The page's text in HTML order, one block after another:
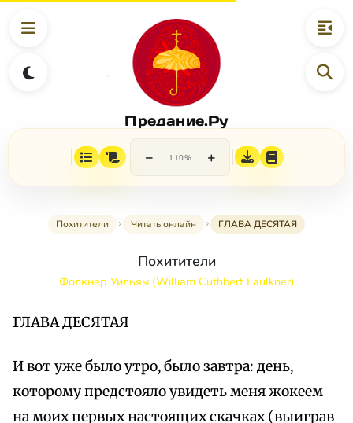
Предание.Ру
− 110% +
Похитители Читать онлайн ГЛАВА ДЕСЯТАЯ
Похитители
Фолкнер Уильям (William Cuthbert Faulkner)
ГЛАВА ДЕСЯТАЯ
И вот уже было утро, было завтра: день,
которому предстояло увидеть меня жокеем
на моих первых настоящих скачках (выиграв